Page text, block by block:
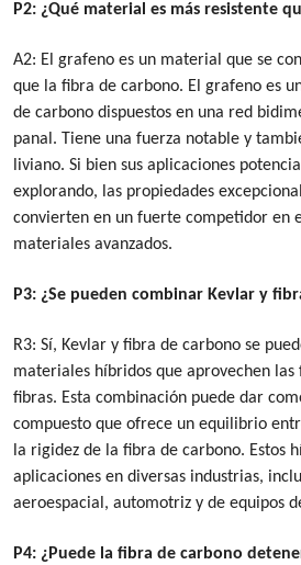
P2: ¿Qué material es más resistente
A2: El grafeno es un material que se
que la fibra de carbono. El grafeno es
de carbono dispuestos en una red
panal. Tiene una fuerza notable y
liviano. Si bien sus aplicaciones
explorando, las propiedades
convierten en un fuerte competidor en
materiales avanzados.
P3: ¿Se pueden combinar Kevlar y
R3: Sí, Kevlar y fibra de carbono se
materiales híbridos que aprovechen las
fibras. Esta combinación puede dar
compuesto que ofrece un equilibrio
la rigidez de la fibra de carbono. Estos
aplicaciones en diversas industrias,
aeroespacial, automotriz y de equipos
P4: ¿Puede la fibra de carbono